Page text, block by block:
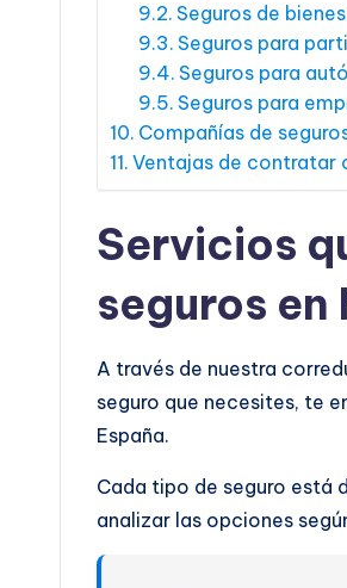
Seguros de
Seguros para
Seguros para
Seguros para
Compañías de
Ventajas de contratar
Servicios
seguros
A través de nuestra
seguro que necesites, te
España.
Cada tipo de seguro está
analizar las opciones